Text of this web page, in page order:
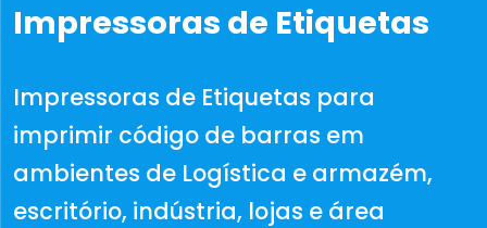
Impressoras de Etiquetas
Impressoras de Etiquetas para
imprimir código de barras em
ambientes de Logística e armazém,
escritório, indústria, lojas e área